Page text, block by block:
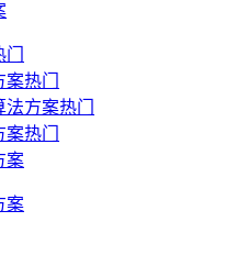
案热门
法方案热门
案热门
案
案